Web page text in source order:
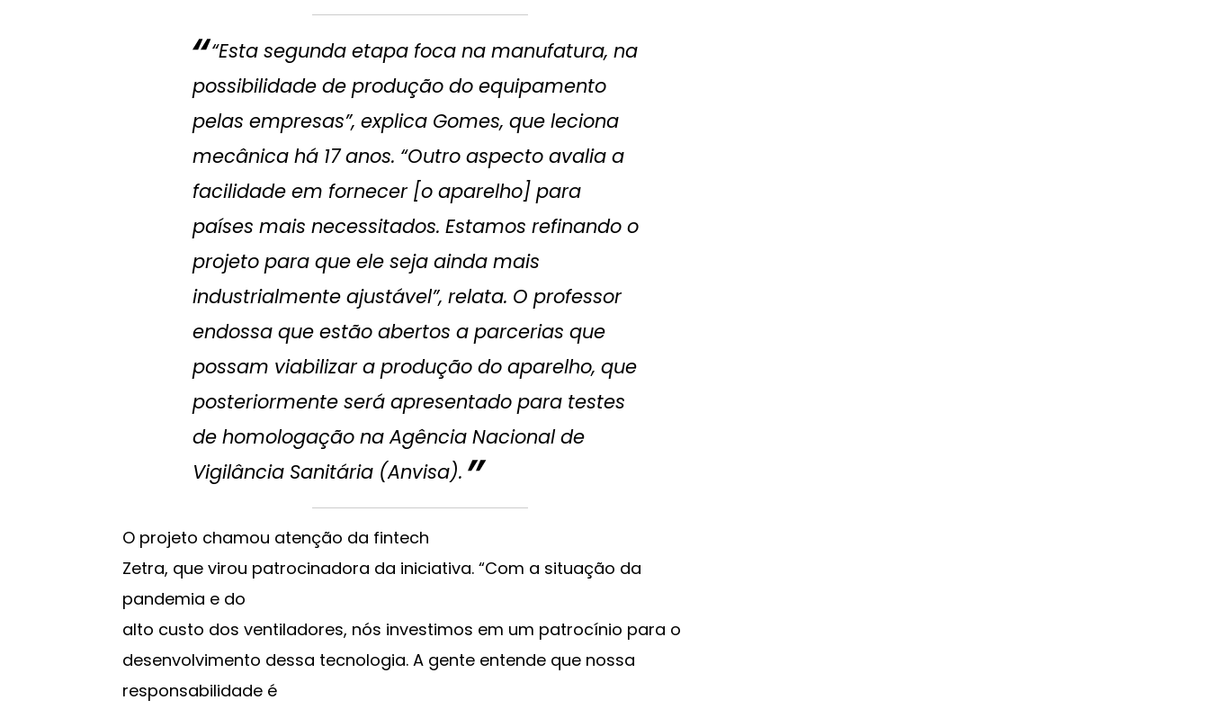
“Esta segunda etapa foca na manufatura, na
possibilidade de produção do equipamento
pelas empresas”, explica Gomes, que leciona
mecânica há 17 anos. “Outro aspecto avalia a
facilidade em fornecer [o aparelho] para
países mais necessitados. Estamos refinando o
projeto para que ele seja ainda mais
industrialmente ajustável”, relata. O professor
endossa que estão abertos a parcerias que
possam viabilizar a produção do aparelho, que
posteriormente será apresentado para testes
de homologação na Agência Nacional de
Vigilância Sanitária (Anvisa).
O projeto chamou atenção da fintech
Zetra, que virou patrocinadora da iniciativa. “Com a situação da
pandemia e do
alto custo dos ventiladores, nós investimos em um patrocínio para o
desenvolvimento dessa tecnologia. A gente entende que nossa
responsabilidade é